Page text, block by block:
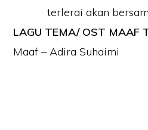
terlerai akan
LAGU TEMA/ OST MAAF
Maaf – Adira Suhaimi